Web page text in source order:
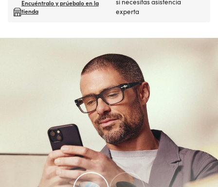
Encuéntralo y prúebalo en la
tienda
experta